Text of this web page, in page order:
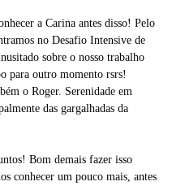
a Carina antes disso! Pelo
no Desafio Intensive de
sobre o nosso trabalho
para outro momento rsrs!
o Roger. Serenidade em
das gargalhadas da
Bom demais fazer isso
conhecer um pouco mais, antes